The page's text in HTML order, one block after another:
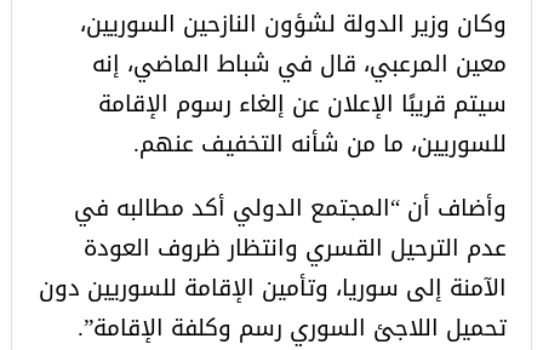
وكان وزير الدولة لشؤون النازحين السوريين،
معين المرعبي، قال في شباط الماضي، إنه
سيتم قريبًا الإعلان عن إلغاء رسوم الإقامة
للسوريين، ما من شأنه التخفيف عنهم.
وأضاف أن “المجتمع الدولي أكد مطالبه في
عدم الترحيل القسري وانتظار ظروف العودة
الآمنة إلى سوريا، وتأمين الإقامة للسوريين دون
تحميل اللاجئ السوري رسم وكلفة الإقامة”.